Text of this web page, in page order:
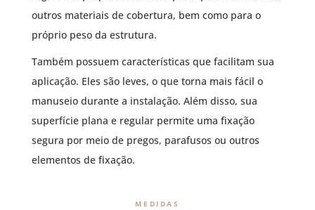
outros materiais de cobertura, bem como para o
próprio peso da estrutura.
Também possuem características que facilitam sua
aplicação. Eles são leves, o que torna mais fácil o
manuseio durante a instalação. Além disso, sua
superfície plana e regular permite uma fixação
segura por meio de pregos, parafusos ou outros
elementos de fixação.
MEDIDAS